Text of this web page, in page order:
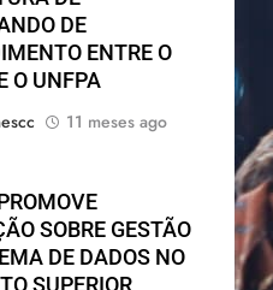
DE
ENTRE O
O UNFPA
11 meses ago
SOBRE GESTÃO
DE DADOS NO
SUPERIOR